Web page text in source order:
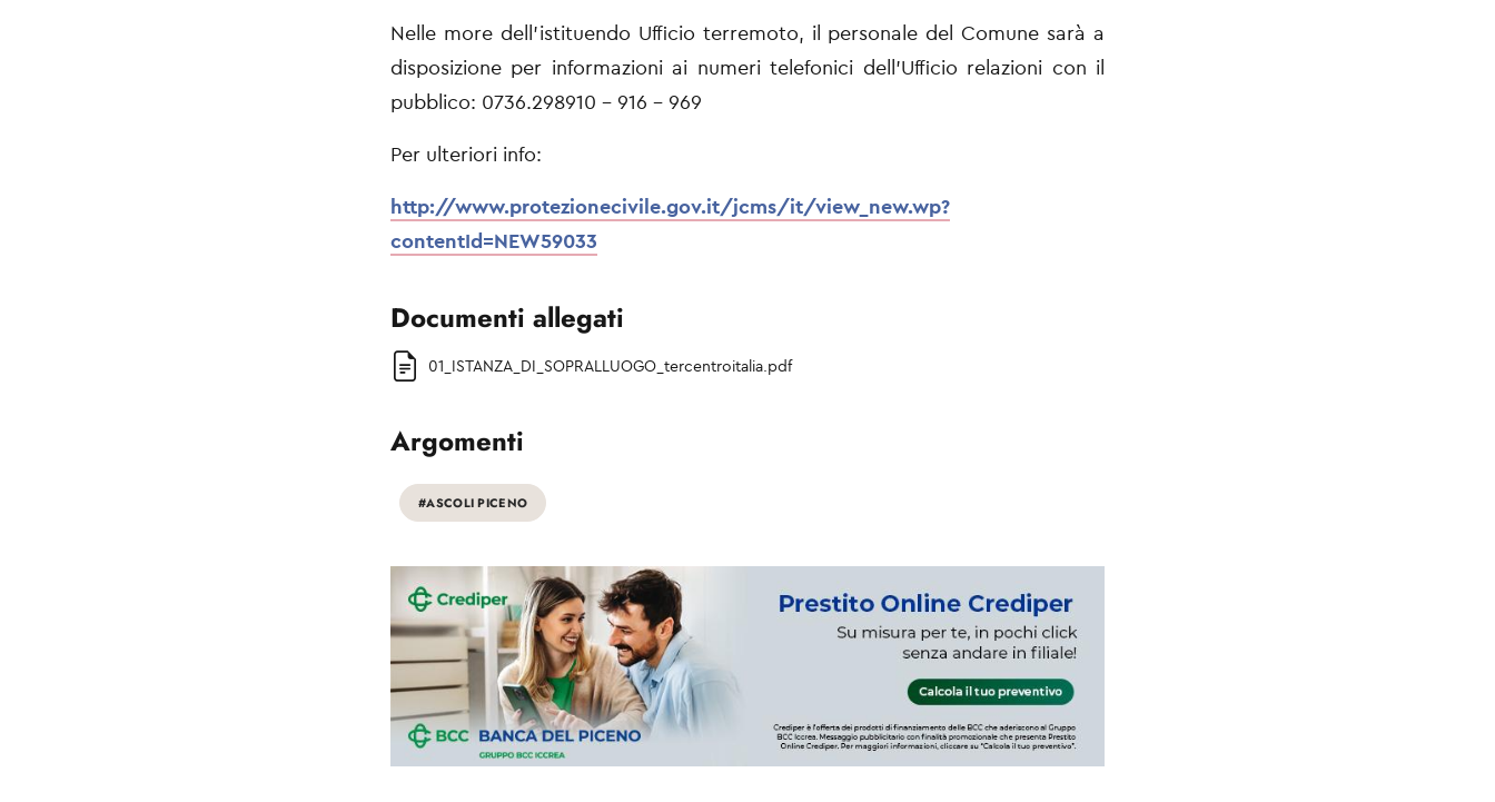
Nelle more dell'istituendo Ufficio terremoto, il personale del Comune sarà a
disposizione per informazioni ai numeri telefonici dell'Ufficio relazioni con il
pubblico: 0736.298910 - 916 - 969
Per ulteriori info:
http://www.protezionecivile.gov.it/jcms/it/view_new.wp?
contentId=NEW59033
Documenti allegati
01_ISTANZA_DI_SOPRALLUOGO_tercentroitalia.pdf
Argomenti
#ASCOLI PICENO